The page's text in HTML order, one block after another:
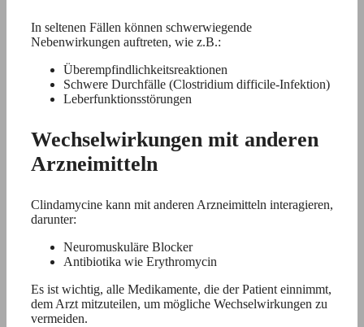
In seltenen Fällen können schwerwiegende
Nebenwirkungen auftreten, wie z.B.:
Überempfindlichkeitsreaktionen
Schwere Durchfälle (Clostridium difficile-Infektion)
Leberfunktionsstörungen
Wechselwirkungen mit anderen
Arzneimitteln
Clindamycine kann mit anderen Arzneimitteln interagieren,
darunter:
Neuromuskuläre Blocker
Antibiotika wie Erythromycin
Es ist wichtig, alle Medikamente, die der Patient einnimmt,
dem Arzt mitzuteilen, um mögliche Wechselwirkungen zu
vermeiden.